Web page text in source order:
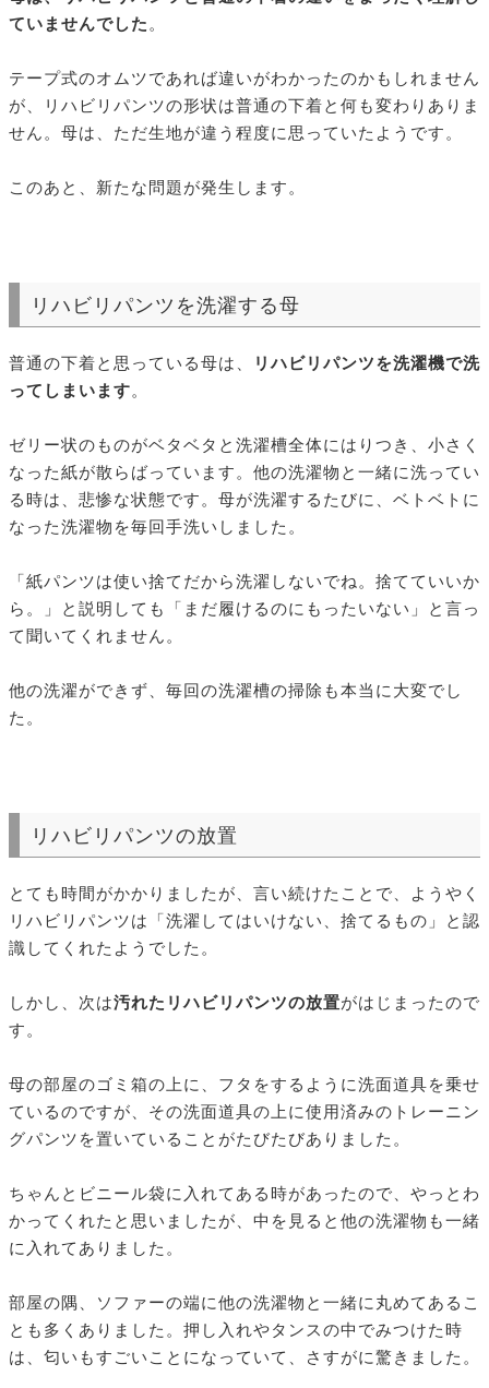
ていませんでした 。
テープ式のオムツであれば違いがわかったのかもしれません
が、リハビリパンツの形状は普通の下着と何も変わりありま
せん。母は、ただ生地が違う程度に思っていたようです。
このあと、新たな問題が発生します。
リハビリパンツを洗濯する母
普通の下着と思っている母は、
リハビリパンツを洗濯機で洗
ってしまいます。
ゼリー状のものがベタベタと洗濯槽全体にはりつき、小さく
なった紙が散らばっています。他の洗濯物と一緒に洗ってい
る時は、悲惨な状態です。母が洗濯するたびに、ベトベトに
なった洗濯物を毎回手洗いしました。
「紙パンツは使い捨てだから洗濯しないでね。捨てていいか
ら。」と説明しても「まだ履けるのにもったいない」と言っ
て聞いてくれません。
他の洗濯ができず、毎回の洗濯槽の掃除も本当に大変でし
た。
リハビリパンツの放置
とても時間がかかりましたが、言い続けたことで、ようやく
リハビリパンツは「洗濯してはいけない、捨てるもの」と認
識してくれたようでした。
しかし、次は汚れたリハビリパンツの放置がはじまったので
す。
母の部屋のゴミ箱の上に、フタをするように洗面道具を乗せ
ているのですが、その洗面道具の上に使用済みのトレーニン
グパンツを置いていることがたびたびありました。
ちゃんとビニール袋に入れてある時があったので、やっとわ
かってくれたと思いましたが、中を見ると他の洗濯物も一緒
に入れてありました。
部屋の隅、ソファーの端に他の洗濯物と一緒に丸めてあるこ
とも多くありました。押し入れやタンスの中でみつけた時
は、匂いもすごいことになっていて、さすがに驚きました。